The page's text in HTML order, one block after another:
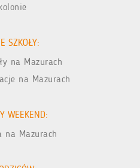
SZKOŁY:
na Mazurach
na Mazurach
WEEKEND:
na Mazurach